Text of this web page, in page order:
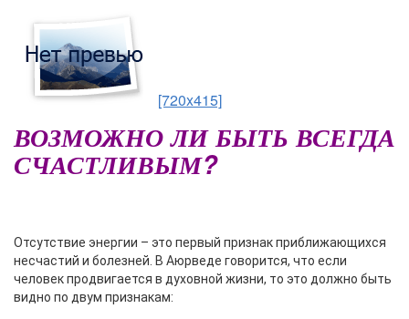
[720x415]
ВОЗМОЖНО ЛИ БЫТЬ ВСЕГДА
СЧАСТЛИВЫМ?
Отсутствие энергии – это первый признак приближающихся
несчастий и болезней. В Аюрведе говорится, что если
человек продвигается в духовной жизни, то это должно быть
видно по двум признакам: